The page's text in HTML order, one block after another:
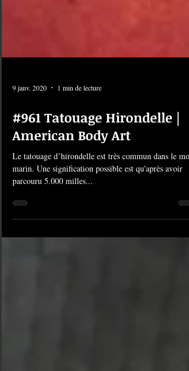
9 janv. 2020 1 min de lecture
#961 Tatouage Hirondelle |
American Body Art
Le tatouage d’hirondelle est très commun dans le
parcouru 5.000 milles...